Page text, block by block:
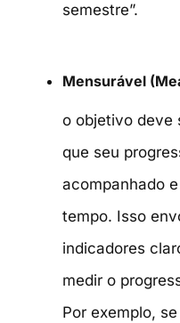
semestre”.
Mensurável
o objetivo deve
que seu
acompanhado
tempo. Isso
indicadores
medir o
Por exemplo,